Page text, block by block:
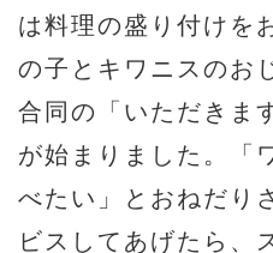
は料理の盛り付けを
の子とキワニスのお
合同の「いただきま
が始まりました。「
べたい」とおねだり
ビスしてあげたら、